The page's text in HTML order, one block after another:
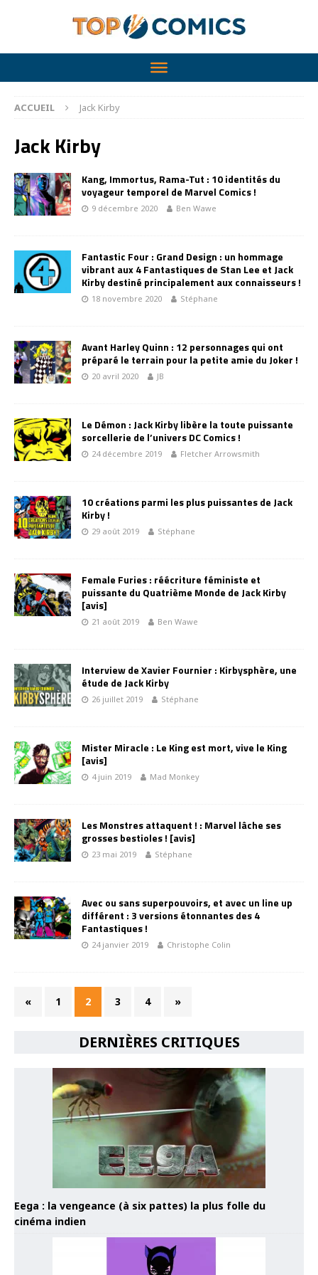
ACCUEIL Jack Kirby
Jack Kirby
Kang, Immortus, Rama-Tut : 10 identités du
voyageur temporel de Marvel Comics !
9 décembre 2020 Ben Wawe
Fantastic Four : Grand Design : un hommage
vibrant aux 4 Fantastiques de Stan Lee et Jack
Kirby destiné principalement aux connaisseurs !
18 novembre 2020 Stéphane
Avant Harley Quinn : 12 personnages qui ont
préparé le terrain pour la petite amie du Joker !
20 avril 2020 JB
Le Démon : Jack Kirby libère la toute puissante
sorcellerie de l’univers DC Comics !
24 décembre 2019 Fletcher Arrowsmith
10 créations parmi les plus puissantes de Jack
Kirby !
29 août 2019 Stéphane
Female Furies : réécriture féministe et
puissante du Quatrième Monde de Jack Kirby
[avis]
21 août 2019 Ben Wawe
Interview de Xavier Fournier : Kirbysphère, une
étude de Jack Kirby
26 juillet 2019 Stéphane
Mister Miracle : Le King est mort, vive le King
[avis]
4 juin 2019 Mad Monkey
Les Monstres attaquent ! : Marvel lâche ses
grosses bestioles ! [avis]
23 mai 2019 Stéphane
Avec ou sans superpouvoirs, et avec un line up
différent : 3 versions étonnantes des 4
Fantastiques !
24 janvier 2019 Christophe Colin
« 1 2 3 4 »
DERNIÈRES CRITIQUES
Eega : la vengeance (à six pattes) la plus folle du
cinéma indien